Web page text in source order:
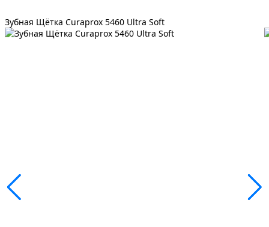
Зубная Щётка Curaprox 5460 Ultra Soft